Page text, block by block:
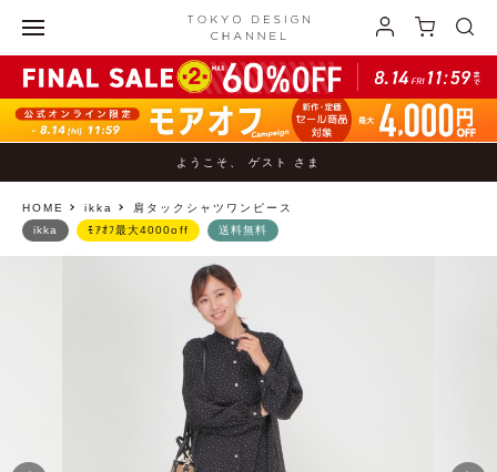
ようこそ、 ゲスト さま
HOME ikka 肩タックシャツワンピース
ikka ﾓｱｵﾌ最大4000off 送料無料